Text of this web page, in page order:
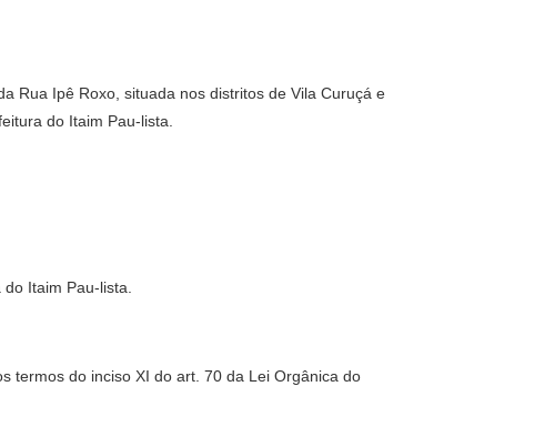
Rua Ipê Roxo, situada nos distritos de Vila Curuçá e
do Itaim Pau-lista.
Itaim Pau-lista.
termos do inciso XI do art. 70 da Lei Orgânica do